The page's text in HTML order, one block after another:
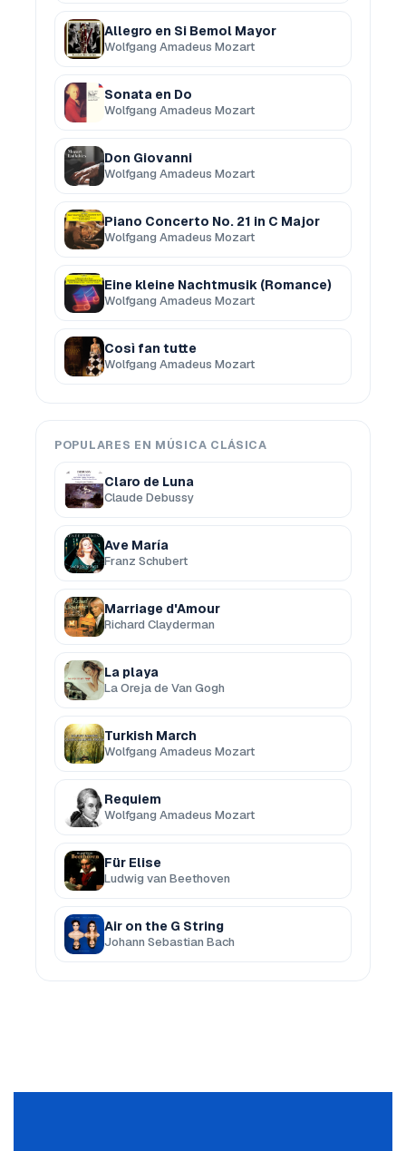
Allegro en Si Bemol Mayor
Wolfgang Amadeus Mozart
Sonata en Do
Wolfgang Amadeus Mozart
Don Giovanni
Wolfgang Amadeus Mozart
Piano Concerto No. 21 in C Major
Wolfgang Amadeus Mozart
Eine kleine Nachtmusik (Romance)
Wolfgang Amadeus Mozart
Così fan tutte
Wolfgang Amadeus Mozart
POPULARES EN MÚSICA CLÁSICA
Claro de Luna
Claude Debussy
Ave María
Franz Schubert
Marriage d'Amour
Richard Clayderman
La playa
La Oreja de Van Gogh
Turkish March
Wolfgang Amadeus Mozart
Requiem
Wolfgang Amadeus Mozart
Für Elise
Ludwig van Beethoven
Air on the G String
Johann Sebastian Bach